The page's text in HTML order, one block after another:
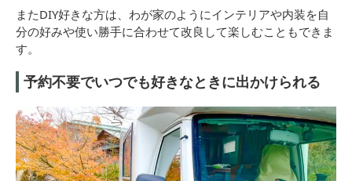
またDIY好きな方は、わが家のようにインテリアや内装を自
分の好みや使い勝手に合わせて改良して楽しむこともできま
す。
予約不要でいつでも好きなときに出かけられる